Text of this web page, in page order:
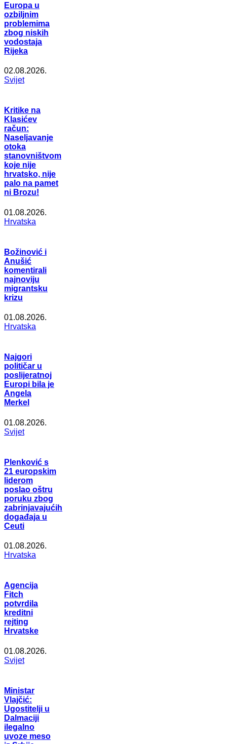
Europa u
ozbiljnim
problemima
zbog niskih
vodostaja
Rijeka
02.08.2026.
Svijet
Kritike na
Klasićev
račun:
Naseljavanje
otoka
stanovništvom
koje nije
hrvatsko, nije
palo na pamet
ni Brozu!
01.08.2026.
Hrvatska
Božinović i
Anušić
komentirali
najnoviju
migrantsku
krizu
01.08.2026.
Hrvatska
Najgori
političar u
poslijeratnoj
Europi bila je
Angela
Merkel
01.08.2026.
Svijet
Plenković s
21 europskim
liderom
poslao oštru
poruku zbog
zabrinjavajućih
događaja u
Ceuti
01.08.2026.
Hrvatska
Agencija
Fitch
potvrdila
kreditni
rejting
Hrvatske
01.08.2026.
Svijet
Ministar
Vlajčić:
Ugostitelji u
Dalmaciji
ilegalno
uvoze meso